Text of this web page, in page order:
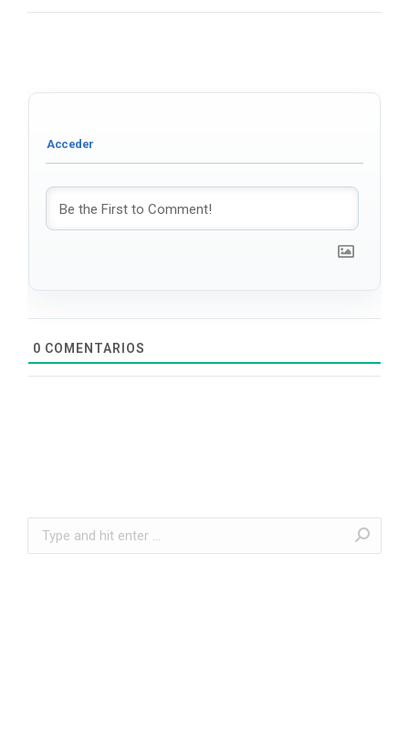
0 COMENTARIOS
Search: